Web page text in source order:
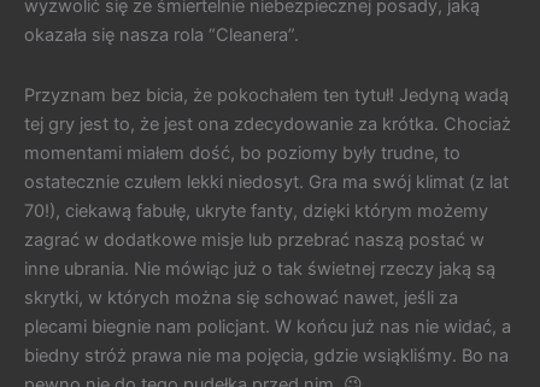
wyzwolić się ze śmiertelnie niebezpiecznej posady, jaką
okazała się nasza rola “Cleanera”.
Przyznam bez bicia, że pokochałem ten tytuł! Jedyną wadą
tej gry jest to, że jest ona zdecydowanie za krótka. Chociaż
momentami miałem dość, bo poziomy były trudne, to
ostatecznie czułem lekki niedosyt. Gra ma swój klimat (z lat
70!), ciekawą fabułę, ukryte fanty, dzięki którym możemy
zagrać w dodatkowe misje lub przebrać naszą postać w
inne ubrania. Nie mówiąc już o tak świetnej rzeczy jaką są
skrytki, w których można się schować nawet, jeśli za
plecami biegnie nam policjant. W końcu już nas nie widać, a
biedny stróż prawa nie ma pojęcia, gdzie wsiąkliśmy. Bo na